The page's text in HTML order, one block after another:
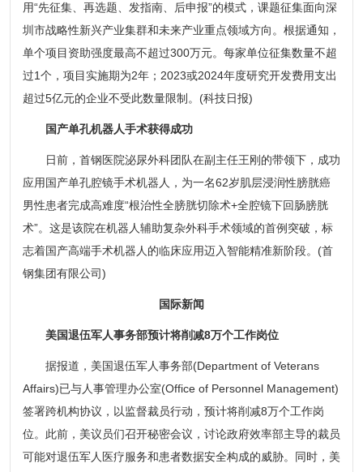
用“先征集、再选题、发指南、后申报”的模式，课题征集面向深
圳市战略性新兴产业集群和未来产业重点领域方向。根据通知，
单个项目资助强度最高不超过300万元。每家单位征集数量不超
过1个，项目实施期为2年；2023或2024年度研究开发费用支出
超过5亿元的企业不受此数量限制。(科技日报)
国产单孔机器人手术获得成功
日前，首钢医院泌尿外科团队在副主任王刚的带领下，成功
应用国产单孔腔镜手术机器人，为一名62岁肌层浸润性膀胱癌
男性患者完成高难度“根治性全膀胱切除术+全腔镜下回肠膀胱
术”。这是该院在机器人辅助复杂外科手术领域的首例突破，标
志着国产高端手术机器人的临床应用迈入智能精准新阶段。(首
钢集团有限公司)
国际新闻
美国退伍军人事务部预计将削减8万个工作岗位
据报道，美国退伍军人事务部(Department of Veterans
Affairs)已与人事管理办公室(Office of Personnel Management)
签署跨机构协议，以监督裁员行动，预计将削减8万个工作岗
位。此前，美议员们召开秘密会议，讨论政府效率部主导的裁员
可能对退伍军人医疗服务和患者数据安全构成的威胁。同时，美